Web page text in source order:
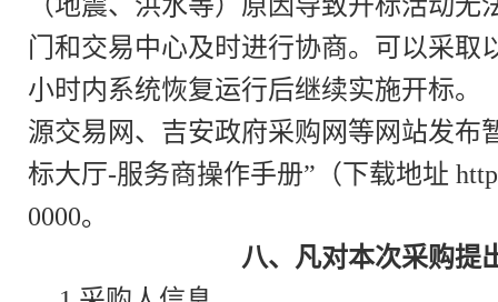
门和交易中心及时进行协商。可以采
小时内系统恢复运行后继续实施开标
源交易网、吉安政府采购网等网站发布
标大厅-服务商操作手册”（下载地址
0000。
八、凡对本次采购提